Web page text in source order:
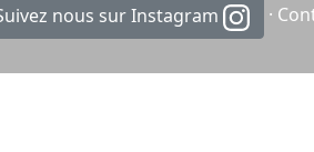
nous sur Instagram ·